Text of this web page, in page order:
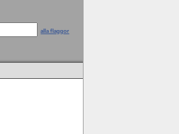
alla flaggor